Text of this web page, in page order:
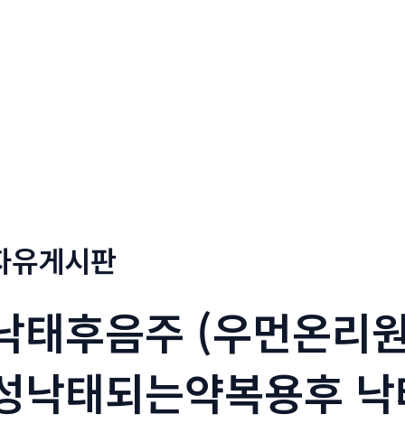
유게시판
태후음주 (우먼온리
낙태되는약복용후